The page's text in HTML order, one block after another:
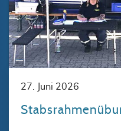
27. Juni 2026